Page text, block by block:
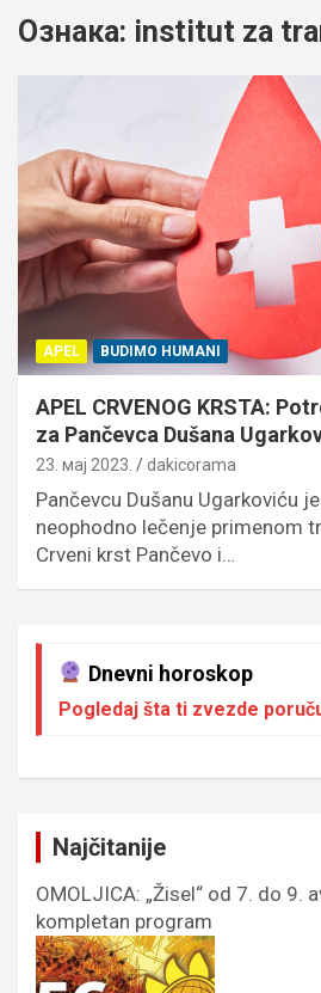
Ознака: institut za
APEL BUDIMO HUMANI
APEL CRVENOG KRSTA:
za Pančevca Dušana
23. мај 2023. dakicorama
Pančevcu Dušanu Ugarkoviću
neophodno lečenje primenom
Crveni krst Pančevo i…
Dnevni horoskop
Pogledaj šta ti zvezde
Najčitanije
OMOLJICA: „Žisel“ od 7. do 9.
kompletan program